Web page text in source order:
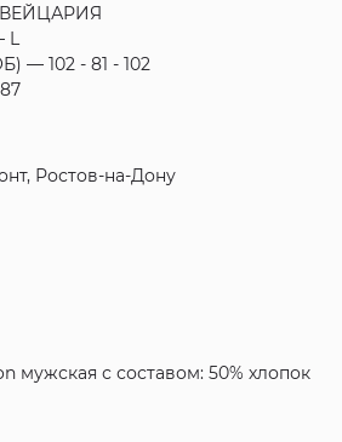
L
— 102 - 81 - 102
Ростов-на-Дону
мужская с составом: 50% хлопок